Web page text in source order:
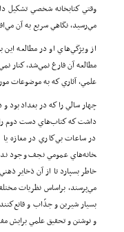
وقتي كتابخانه شخصي تشكيل
مي‌رسيد، نگاهي سريع به آن
از ويژگي‌هاي او در مطالعه
مطالعه آن فارغ نمي‌شد، كنار
علمي، آثاري كه به موضوعات
چهار سالي را كه در بغداد بود و
داشت كه كتاب‌هاي دست دوم را
خانه‌هاي عمومي نجف وجود
خاطر بسپارد تا از آن ذخاير
مي‌پرسند، براساس نظريات
بسيار شيرين و جذّاب و
و نوشتن و تحقيق علمي برايش